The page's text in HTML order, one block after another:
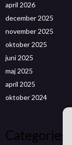
april 2026
december 2025
november 2025
oktober 2025
juni 2025
maj 2025
april 2025
oktober 2024
Categories